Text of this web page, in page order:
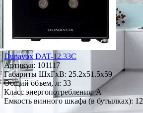
Dunavox DAT-12.33C
Артикул: 101117
Габариты ШxГxВ: 25.2x51.5x59
Общий объем, л: 33
Класс энергопотребления: A
Емкость винного шкафа (в бутылках): 12